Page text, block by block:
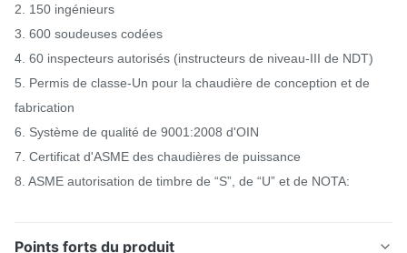
2. 150 ingénieurs
3. 600 soudeuses codées
4. 60 inspecteurs autorisés (instructeurs de niveau-III de NDT)
5. Permis de classe-Un pour la chaudière de conception et de
fabrication
6. Système de qualité de 9001:2008 d'OIN
7. Certificat d'ASME des chaudières de puissance
8. ASME autorisation de timbre de “S”, de “U” et de NOTA:
Points forts du produit